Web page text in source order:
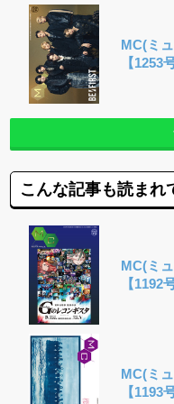
MC(ミ
【1253
こんな記事も読まれ
MC(ミ
【1192
MC(ミ
【1193